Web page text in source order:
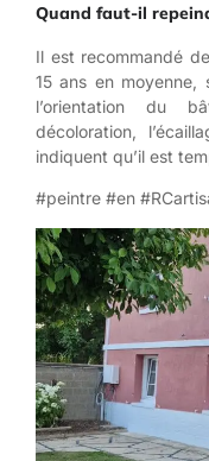
Quand faut-il
Il est recommandé
15 ans en moyenne,
l’orientation du
décoloration,
indiquent qu’il est
#peintre #en